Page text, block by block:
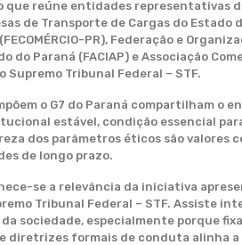
que reúne entidades representativas
de Transporte de Cargas do Estado
PR), Federação e
do Paraná (FACIAP) e Associação
Supremo Tribunal Federal – STF.
o G7 do Paraná compartilham
estável, condição essencial
dos parâmetros éticos são valores
de longo prazo.
se a relevância da iniciativa
Tribunal Federal – STF. Assiste
sociedade, especialmente porque
diretrizes formais de conduta alinha